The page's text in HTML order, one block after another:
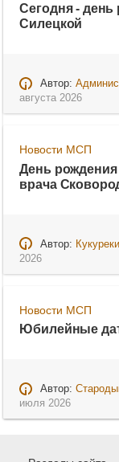
Сегодня -
Силецкой
Автор:
августа 2026
Новости МСП
День рождения
врача
Автор:
2026
Новости МСП
Юбилейные
Автор:
июля 2026